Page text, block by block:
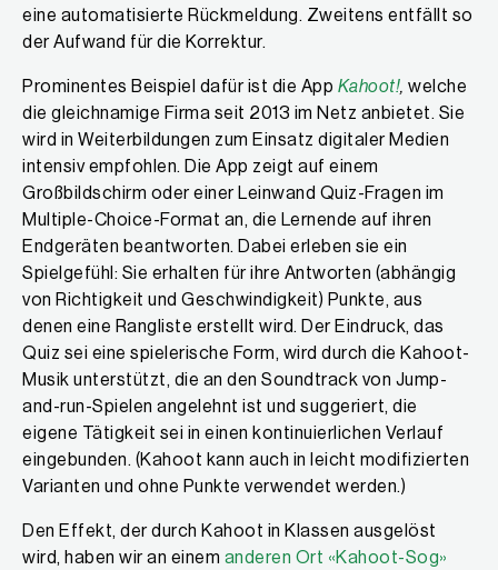
eine automatisierte Rückmeldung. Zweitens entfällt so
der Aufwand für die Korrektur.
Prominentes Beispiel dafür ist die App Kahoot!, welche
die gleichnamige Firma seit 2013 im Netz anbietet. Sie
wird in Weiterbildungen zum Einsatz digitaler Medien
intensiv empfohlen. Die App zeigt auf einem
Großbildschirm oder einer Leinwand Quiz-Fragen im
Multiple-Choice-Format an, die Lernende auf ihren
Endgeräten beantworten. Dabei erleben sie ein
Spielgefühl: Sie erhalten für ihre Antworten (abhängig
von Richtigkeit und Geschwindigkeit) Punkte, aus
denen eine Rangliste erstellt wird. Der Eindruck, das
Quiz sei eine spielerische Form, wird durch die Kahoot-
Musik unterstützt, die an den Soundtrack von Jump-
and-run-Spielen angelehnt ist und suggeriert, die
eigene Tätigkeit sei in einen kontinuierlichen Verlauf
eingebunden. (Kahoot kann auch in leicht modifizierten
Varianten und ohne Punkte verwendet werden.)
Den Effekt, der durch Kahoot in Klassen ausgelöst
wird, haben wir an einem anderen Ort «Kahoot-Sog»